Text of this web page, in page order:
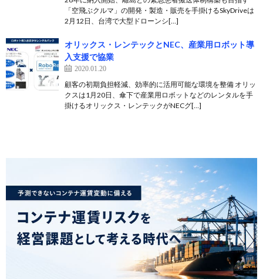
「空飛ぶクルマ」の開発・製造・販売を手掛けるSkyDriveは
2月12日、台湾で大型ドローンシ[…]
オリックス・レンテックとNEC、産業用ロボット導
入支援で協業
2020.01.20
顧客の初期負担軽減、効率的に活用可能な環境を整備 オリッ
クスは1月20日、傘下で産業用ロボットなどのレンタルを手
掛けるオリックス・レンテックがNECグ[…]